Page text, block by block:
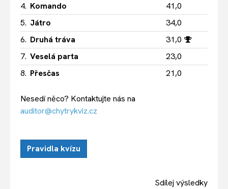
4. Komando
41,0
5. Játro
34,0
6. Druhá tráva
31,0
7. Veselá parta
23,0
8. Přesčas 21,0
Nesedí něco? Kontaktujte nás na
auditor@chytrykviz.cz
Pravidla kvízu
Sdílej výsledky